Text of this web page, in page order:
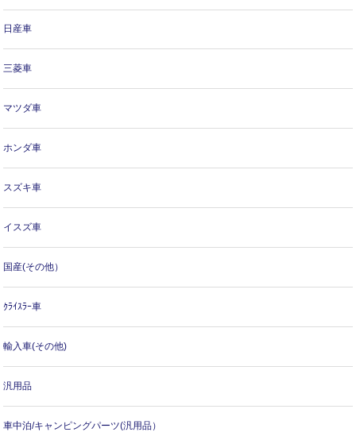
日産車
三菱車
マツダ車
ホンダ車
スズキ車
イスズ車
国産(その他）
ｸﾗｲｽﾗｰ車
輸入車(その他)
汎用品
車中泊/キャンピングパーツ(汎用品）